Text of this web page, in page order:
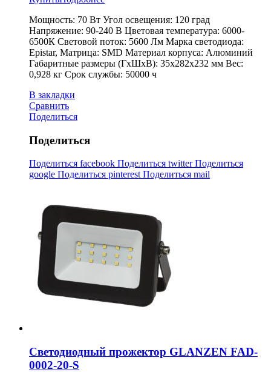
Мощность: 70 Вт Угол освещения: 120 град
Напряжение: 90-240 В Цветовая температура: 6000-
6500К Световой поток: 5600 Лм Марка светодиода:
Epistar, Матрица: SMD Материал корпуса: Алюминий
Габаритные размеры (ГхШхВ): 35х282х232 мм Вес:
0,928 кг Срок службы: 50000 ч
В закладки
Сравнить
Поделиться
Поделиться
Поделиться facebook Поделиться twitterПоделиться
google Поделиться pinterest Поделиться mail
Светодиодный прожектор GLANZEN FAD-
0002-20-S